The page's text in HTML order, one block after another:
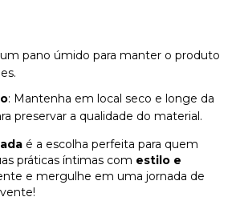
pano úmido para manter o produto
: Mantenha em local seco e longe da
preservar a qualidade do material.
é a escolha perfeita para quem
práticas íntimas com estilo e
e mergulhe em uma jornada de